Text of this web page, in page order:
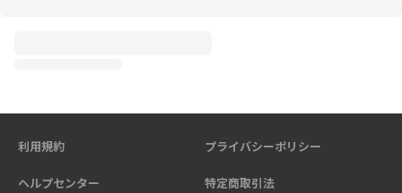
利用規約 プライバシーポリシー
ヘルプセンター 特定商取引法